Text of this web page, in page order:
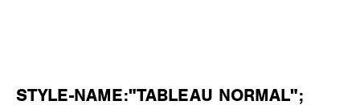
STYLE-NAME:"TABLEAU NORMAL";